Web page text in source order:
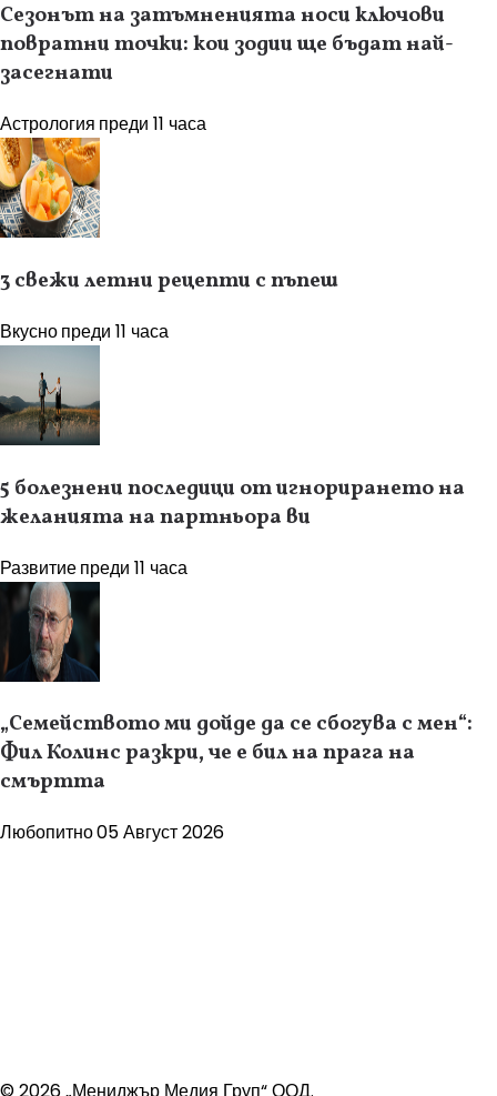
Сезонът на затъмненията носи ключови
повратни точки: кои зодии ще бъдат най-
засегнати
Астрология преди 11 часа
3 свежи летни рецепти с пъпеш
Вкуснопреди 11 часа
5 болезнени последици от игнорирането на
желанията на партньора ви
Развитиепреди 11 часа
„Семейството ми дойде да се сбогува с мен“:
Фил Колинс разкри, че е бил на прага на
смъртта
Любопитно05 Август 2026